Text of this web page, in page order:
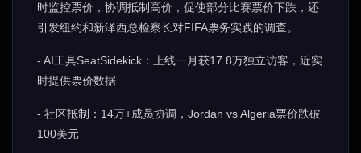
时监控票价，协调抵制高价，促使部分比赛票价下跌，还
引发纽约和新泽西总检察长对FIFA票务实践的调查。
- AI工具SeatSidekick：上线一月获17.8万独立访客，近实
时提供票价数据
- 社区抵制：14万+成员协调，Jordan vs Algeria票价跌破
100美元